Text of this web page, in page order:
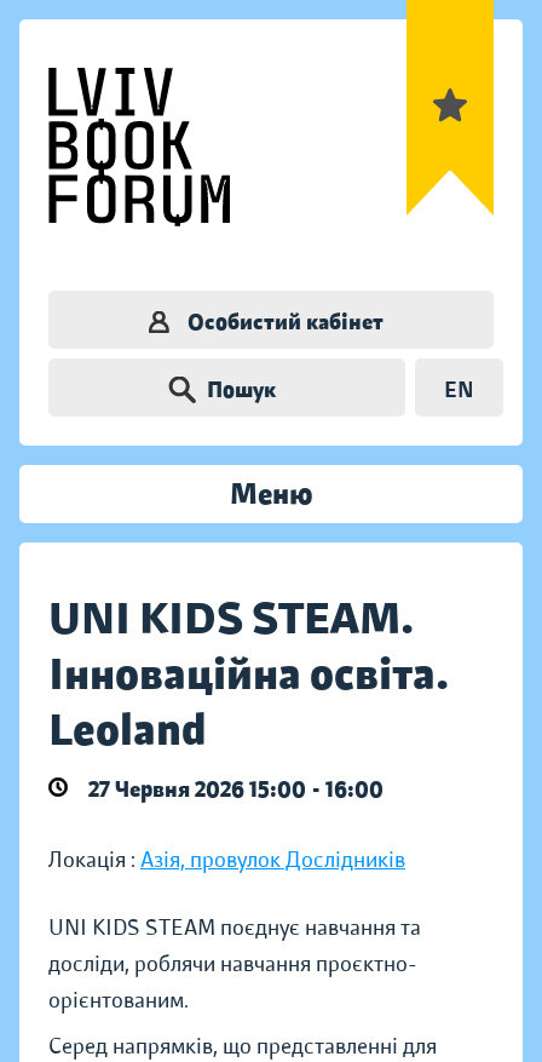
Особистий кабінет
Пошук EN
Меню
UNI KIDS STEAM.
Інноваційна освіта.
Leoland
27 Червня 2026 15:00 - 16:00
Локація : Азія, провулок Дослідників
UNI KIDS STEAM поєднує навчання та
досліди, роблячи навчання проєктно-
орієнтованим.
Серед напрямків, що представленні для